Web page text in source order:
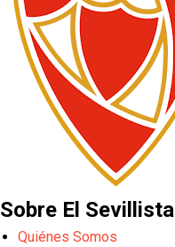
Sobre El Sevillista
Quiénes Somos